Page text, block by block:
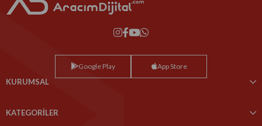
Google Play App Store
KURUMSAL
KATEGORİLER